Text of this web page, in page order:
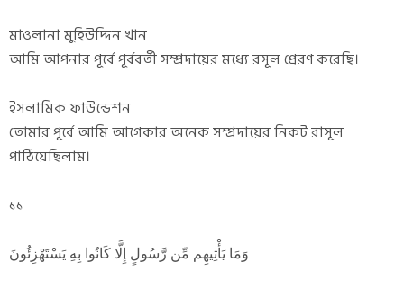
মাওলানা মুহিউদ্দিন খান
আমি আপনার পূর্বে পূর্ববর্তী সম্প্রদায়ের মধ্যে রসূল প্রেরণ করেছি।
ইসলামিক ফাউন্ডেশন
তোমার পূর্বে আমি আগেকার অনেক সম্প্রদায়ের নিকট রাসূল
পাঠিয়েছিলাম।
১১
وَمَا يَأْتِيهِم مِّن رَّسُولٍ إِلَّا كَانُوا بِهِ يَسْتَهْزِئُونَ